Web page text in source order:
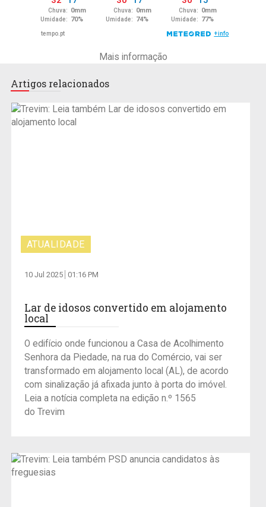
Mais informação
Artigos relacionados
ATUALIDADE
10 Jul 2025 01:16 PM
Lar de idosos convertido em alojamento
local
O edifício onde funcionou a Casa de Acolhimento
Senhora da Piedade, na rua do Comércio, vai ser
transformado em alojamento local (AL), de acordo
com sinalização já afixada junto à porta do imóvel.
Leia a notícia completa na edição n.º 1565
do Trevim